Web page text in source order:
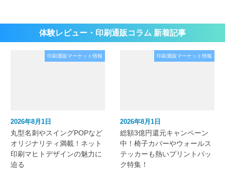
体験レビュー・印刷通販コラム 新着記事
印刷通販マーケット情報
2026年8月1日
丸型名刺やスイングPOPなど
オリジナリティ満載！ネット
印刷マヒトデザインの魅力に
迫る
印刷通販マーケット情報
2026年8月1日
総額3億円還元キャンペーン
中！椅子カバーやウォールス
テッカーも熱いプリントパッ
ク特集！